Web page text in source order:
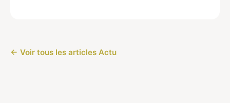
← Voir tous les articles Actu